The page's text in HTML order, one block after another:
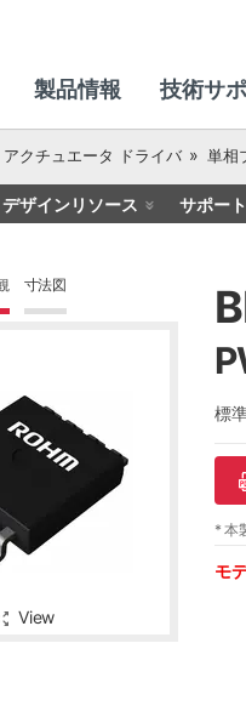
製品情報 技術サ
クチュエータ ドライバ 単相
デザインリソース サポー
寸法図
View
標
* 本
モ